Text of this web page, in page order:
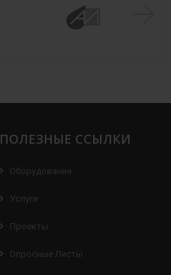
ПОЛЕЗНЫЕ ССЫЛКИ
Оборудование
Услуги
Проекты
Опросные Листы